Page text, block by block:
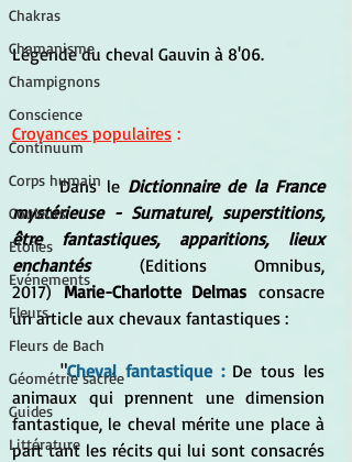
Chakras
Chamanisme
Champignons
Conscience
Continuum
Corps humain
Couleurs
Etoiles
Evénements
Fleurs
Fleurs de Bach
Géométrie sacrée
Guides
Littérature
Légende du cheval Gauvin à 8'06.
Croyances populaires :
	Dans le
Dictionnaire de la France
mystérieuse - Surnaturel, superstitions,
être fantastiques, apparitions, lieux
enchantés (Editions Omnibus,
2017) Marie-Charlotte Delmas consacre
un article aux chevaux fantastiques :
	"
Cheval fantastique : De tous les
animaux qui prennent une dimension
fantastique, le cheval mérite une place à
part tant les récits qui lui sont consacrés